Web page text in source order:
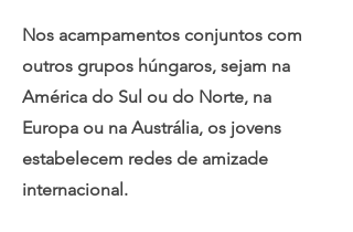
Nos acampamentos conjuntos com
outros grupos húngaros, sejam na
América do Sul ou do Norte, na
Europa ou na Austrália, os jovens
estabelecem redes de amizade
internacional.